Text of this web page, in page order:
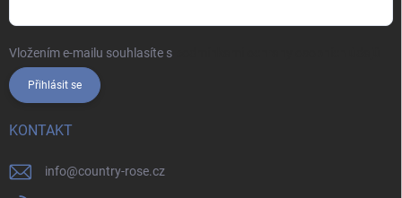
Vložením e-mailu souhlasíte s
Přihlásit se
KONTAKT
info@country-rose.cz